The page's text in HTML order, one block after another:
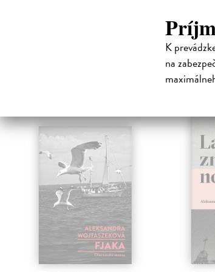
K
na
powszechny a s krakovským
programu Connecting Emerging